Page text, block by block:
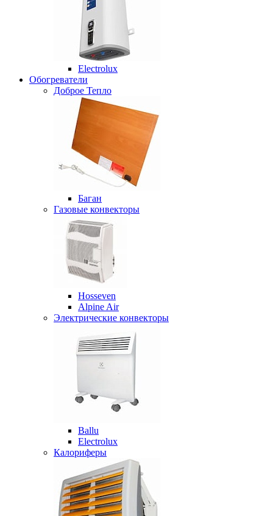
Electrolux
Обогреватели
Доброе Тепло
Баган
Газовые конвекторы
Hosseven
Alpine Air
Электрические конвекторы
Ballu
Electrolux
Калориферы